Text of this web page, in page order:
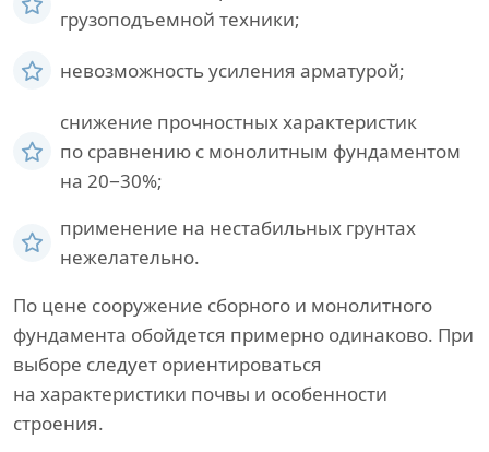
грузоподъемной техники;
невозможность усиления арматурой;
снижение прочностных характеристик
по сравнению с монолитным фундаментом
на 20−30%;
применение на нестабильных грунтах
нежелательно.
По цене сооружение сборного и монолитного
фундамента обойдется примерно одинаково. При
выборе следует ориентироваться
на характеристики почвы и особенности
строения.